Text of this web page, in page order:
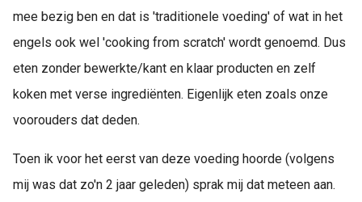
mee bezig ben en dat is 'traditionele voeding' of wat in het
engels ook wel 'cooking from scratch' wordt genoemd. Dus
eten zonder bewerkte/kant en klaar producten en zelf
koken met verse ingrediënten. Eigenlijk eten zoals onze
voorouders dat deden.
Toen ik voor het eerst van deze voeding hoorde (volgens
mij was dat zo'n 2 jaar geleden) sprak mij dat meteen aan.